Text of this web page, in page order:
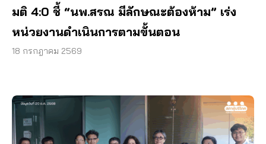
มติ 4:0 ชี้ “นพ.สรณ มีลักษณะต้องห้าม” เร่ง
หน่วยงานดำเนินการตามขั้นตอน
18 กรกฎาคม 2569